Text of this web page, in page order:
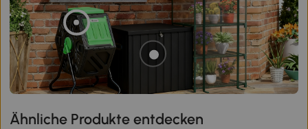
Ähnliche Produkte entdecken